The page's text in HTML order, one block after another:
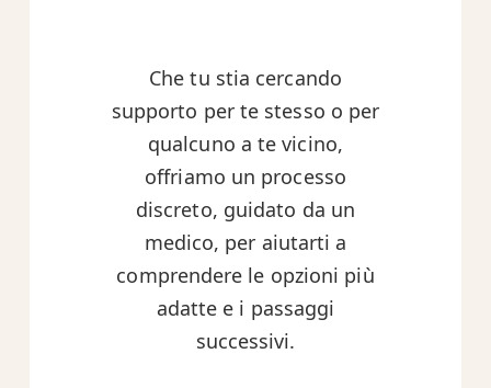
Che tu stia cercando
supporto per te stesso o per
qualcuno a te vicino,
offriamo un processo
discreto, guidato da un
medico, per aiutarti a
comprendere le opzioni più
adatte e i passaggi
successivi.